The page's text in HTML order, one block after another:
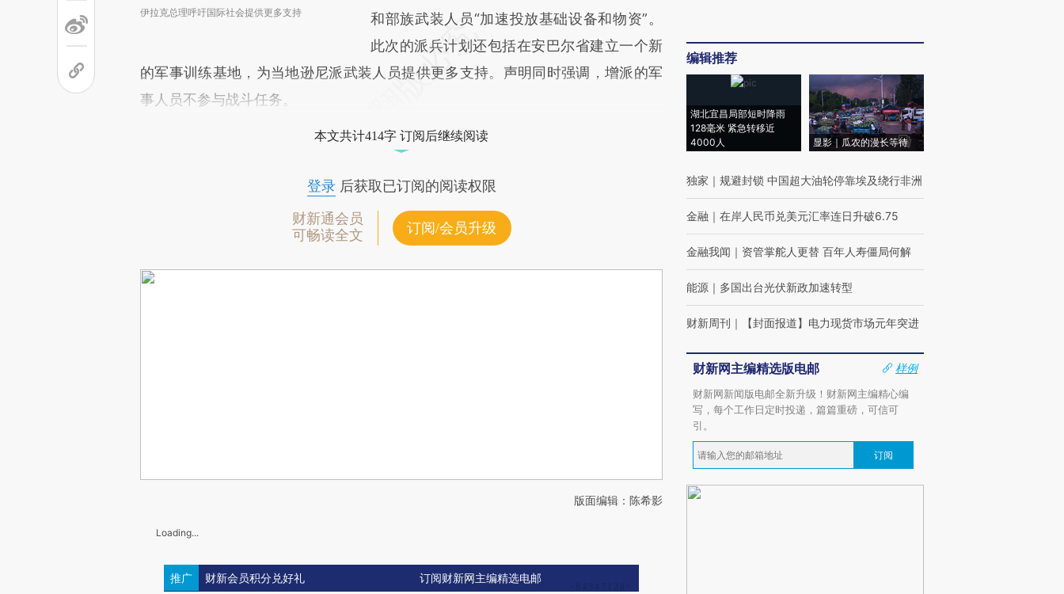
伊拉克总理呼吁国际社会提供更多支持
和部族武装人员“加速投放基础设备和物资”。
此次的派兵计划还包括在安巴尔省建立一个新
的军事训练基地，为当地逊尼派武装人员提供更多支持。声明同时强调，增派的军
事人员不参与战斗任务。
本文共计414字 订阅后继续阅读
登录后获取已订阅的阅读权限
财新通会员
可畅读全文
订阅/会员升级
版面编辑：陈希影
Loading...
推广 财新会员积分兑好礼 订阅财新网主编精选电邮
编辑推荐
湖北宜昌局部短时降雨
128毫米 紧急转移近
4000人
显影｜瓜农的漫长等待
独家 ｜ 规避封锁 中国超大油轮停靠埃及绕行非洲
金融 ｜ 在岸人民币兑美元汇率连日升破6.75
金融我闻 ｜ 资管掌舵人更替 百年人寿僵局何解
能源 ｜ 多国出台光伏新政加速转型
财新周刊 ｜ 【封面报道】电力现货市场元年突进
财新网主编精选版电邮
样例
财新网新闻版电邮全新升级！财新网主编精心编
写，每个工作日定时投递，篇篇重磅，可信可
引。
订阅